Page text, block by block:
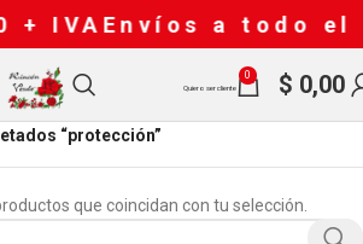
Quiero ser cliente
0 $ 0,00
“protección”
que coincidan con tu selección.
+ IVAEnvíos a todo el